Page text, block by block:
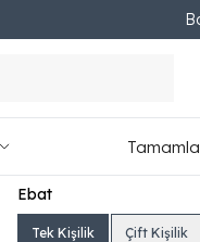
1,087.78TL'den başlayan
Ebat
Tek Kişilik Çift Kişilik